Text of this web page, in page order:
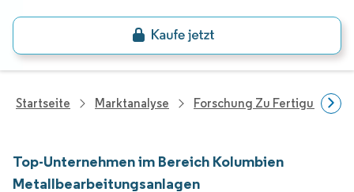
Startseite Marktanalyse Forschung Zu
Top-Unternehmen im Bereich Kolumbien
Metallbearbeitungsanlagen